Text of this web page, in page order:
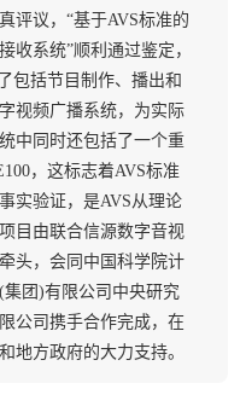
评议，“基于AVS标准的
收系统”顺利通过鉴定，
包括节目制作、播出和
视频广播系统，为实际
中同时还包括了一个重
，这标志着AVS标准
实验证，是AVS从理论
目由联合信源数字音视
头，会同中国科学院计
团)有限公司中央研究
公司携手合作完成，在
地方政府的大力支持。